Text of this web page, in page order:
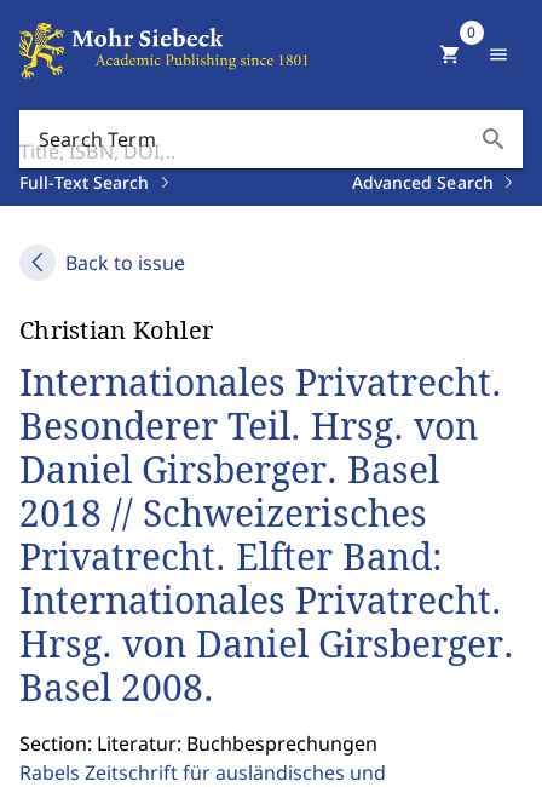
Search Term search
Full-Text Search Advanced Search
shopping_cart
0
menu
Back to issue
Christian Kohler
Internationales Privatrecht.
Besonderer Teil. Hrsg. von
Daniel Girsberger. Basel
2018 // Schweizerisches
Privatrecht. Elfter Band:
Internationales Privatrecht.
Hrsg. von Daniel Girsberger.
Basel 2008.
Section: Literatur: Buchbesprechungen
Rabels Zeitschrift für ausländisches und